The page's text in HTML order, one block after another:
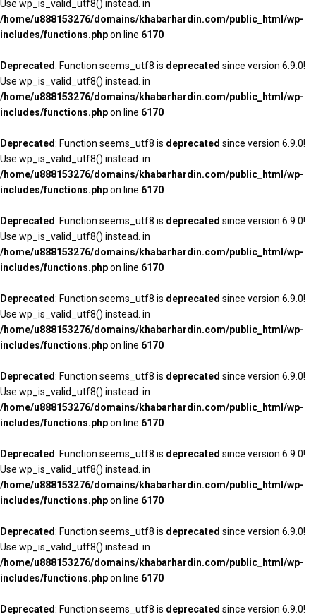
Use wp_is_valid_utf8() instead. in
/home/u888153276/domains/khabarhardin.com/public_html/wp-
includes/functions.phpon line 6170
Deprecated: Function seems_utf8 is deprecated since version 6.9.0!
Use wp_is_valid_utf8() instead. in
/home/u888153276/domains/khabarhardin.com/public_html/wp-
includes/functions.phpon line 6170
Deprecated: Function seems_utf8 is deprecated since version 6.9.0!
Use wp_is_valid_utf8() instead. in
/home/u888153276/domains/khabarhardin.com/public_html/wp-
includes/functions.phpon line 6170
Deprecated: Function seems_utf8 is deprecated since version 6.9.0!
Use wp_is_valid_utf8() instead. in
/home/u888153276/domains/khabarhardin.com/public_html/wp-
includes/functions.phpon line 6170
Deprecated: Function seems_utf8 is deprecated since version 6.9.0!
Use wp_is_valid_utf8() instead. in
/home/u888153276/domains/khabarhardin.com/public_html/wp-
includes/functions.phpon line 6170
Deprecated: Function seems_utf8 is deprecated since version 6.9.0!
Use wp_is_valid_utf8() instead. in
/home/u888153276/domains/khabarhardin.com/public_html/wp-
includes/functions.phpon line 6170
Deprecated: Function seems_utf8 is deprecated since version 6.9.0!
Use wp_is_valid_utf8() instead. in
/home/u888153276/domains/khabarhardin.com/public_html/wp-
includes/functions.phpon line 6170
Deprecated: Function seems_utf8 is deprecated since version 6.9.0!
Use wp_is_valid_utf8() instead. in
/home/u888153276/domains/khabarhardin.com/public_html/wp-
includes/functions.phpon line 6170
Deprecated: Function seems_utf8 is deprecated since version 6.9.0!